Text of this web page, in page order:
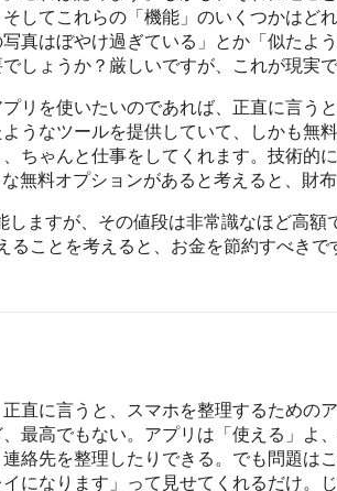
してこれらの「機能」のいくつかはど
真はぼやけ過ぎている」とか「似たよ
しょうか？厳しいですが、これが現実で
リを使いたいのであれば、正直に言うと
うなツールを提供していて、しかも無
ちゃんと仕事をしてくれます。技術的
な無料オプションがあると考えると、財
しますが、その値段は非常識なほど高額
ることを考えると、お金を節約すべきで
直に言うと、スマホを整理するための
最高でもない。アプリは「使える」よ
絡先を整理したりできる。でも問題は
になります」って見せてくれるだけ。じ